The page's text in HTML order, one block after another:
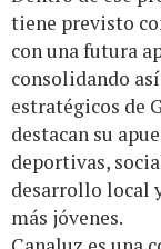
tiene previsto
con una futura
consolidando
estratégicos de
destacan su
deportivas,
desarrollo local
más jóvenes.